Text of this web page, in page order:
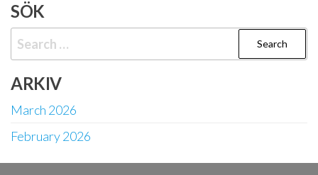
SÖK
Search
for:
ARKIV
March 2026
February 2026